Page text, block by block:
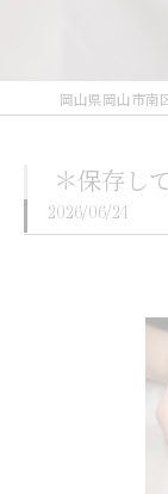
＊保存し
2026/06/24